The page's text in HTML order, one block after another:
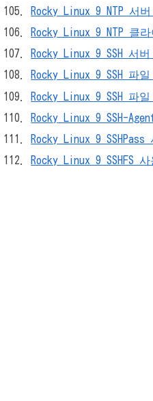
Rocky Linux 9 NTP 서
Rocky Linux 9 NTP 클
Rocky Linux 9 SSH 서
Rocky Linux 9 SSH 파
Rocky Linux 9 SSH 파일
Rocky Linux 9 SSH-
Rocky Linux 9 SSHPass
Rocky Linux 9 SSHFS 사